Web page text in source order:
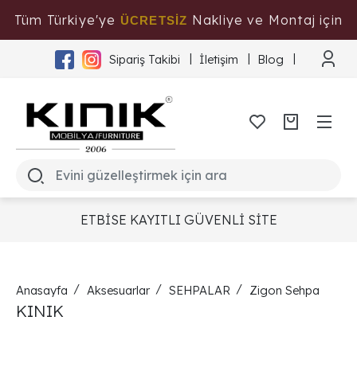
Tüm Türkiye'ye ÜCRETSİZ Nakliye ve Montaj için
Tıklayınız
Sipariş Takibi İletişim Blog
ETBİSE KAYITLI GÜVENLİ SİTE
Anasayfa Aksesuarlar SEHPALAR Zigon Sehpa
KINIK